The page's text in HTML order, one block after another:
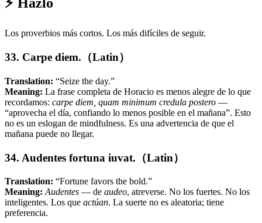
⚡ Hazlo
Los proverbios más cortos. Los más difíciles de seguir.
33. Carpe diem.（Latin）
Translation: “Seize the day.”
Meaning: La frase completa de Horacio es menos alegre de lo que
recordamos: carpe diem, quam minimum credula postero —
“aprovecha el día, confiando lo menos posible en el mañana”. Esto
no es un eslogan de mindfulness. Es una advertencia de que el
mañana puede no llegar.
34. Audentes fortuna iuvat.（Latin）
Translation: “Fortune favors the bold.”
Meaning: Audentes — de audeo, atreverse. No los fuertes. No los
inteligentes. Los que actúan. La suerte no es aleatoria; tiene
preferencia.